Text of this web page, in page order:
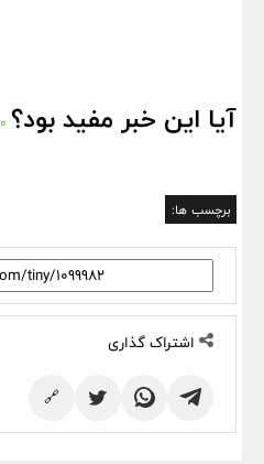
آیا این خبر مفید بود؟ 0
برچسب ها:
اشتراک گذاری
🔗